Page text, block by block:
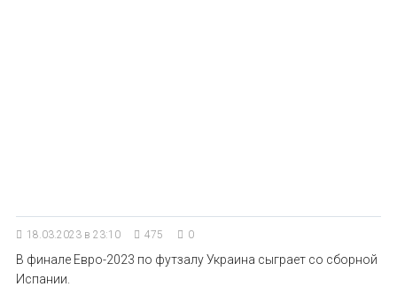
18.03.2023 в 23:10 475 0
В финале Евро-2023 по футзалу Украина сыграет со сборной
Испании.